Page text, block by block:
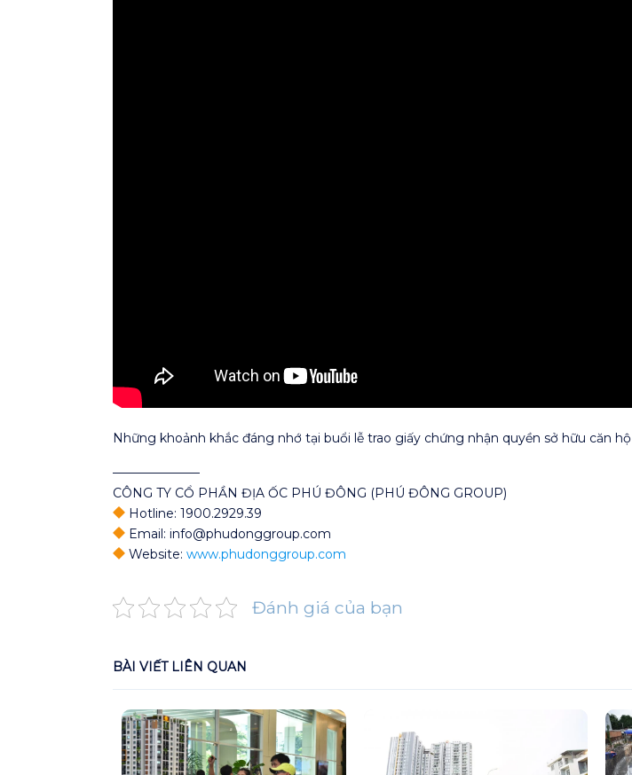
Những khoảnh khắc đáng nhớ tại buổi lễ trao giấy chứng nhận quyền sở hữu căn hộ
———————
CÔNG TY CỔ PHẦN ĐỊA ỐC PHÚ ĐÔNG (PHÚ ĐÔNG GROUP)
Hotline: 1900.2929.39
Email: info@phudonggroup.com
Website: www.phudonggroup.com
Đánh giá của bạn
BÀI VIẾT LIÊN QUAN